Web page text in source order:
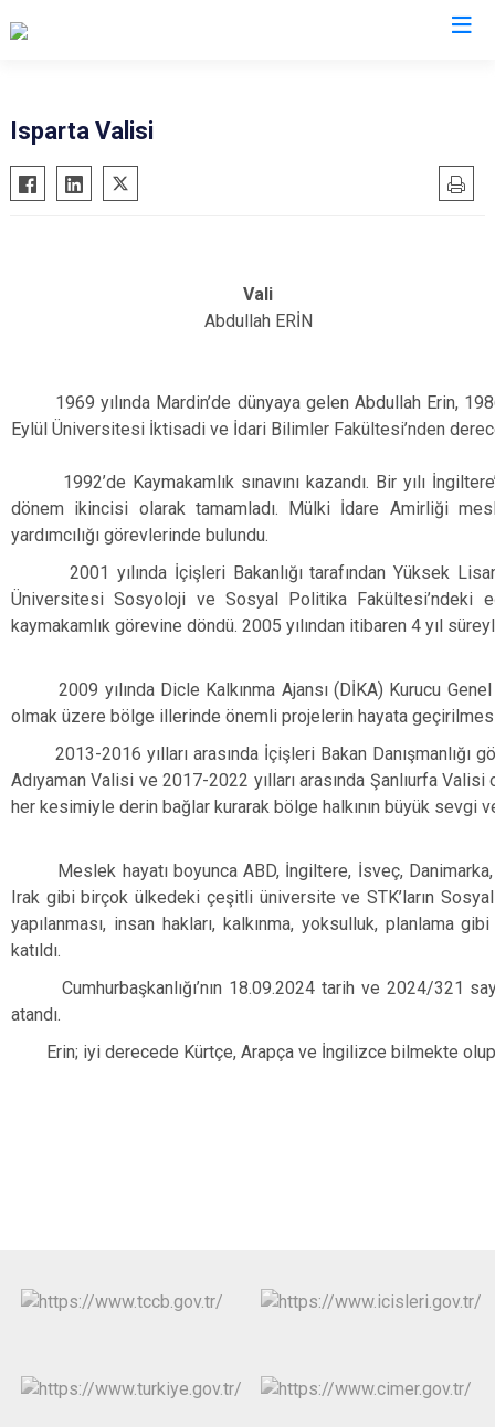
Isparta Valisi
Vali
Abdullah ERİN
1969 yılında Mardin’de dünyaya gelen Abdullah Erin,
Eylül Üniversitesi İktisadi ve İdari Bilimler Fakültesi’nden
1992’de Kaymakamlık sınavını kazandı. Bir yılı
dönem ikincisi olarak tamamladı. Mülki İdare Amirliği
yardımcılığı görevlerinde bulundu.
2001 yılında İçişleri Bakanlığı tarafından Yüksek
Üniversitesi Sosyoloji ve Sosyal Politika Fakültesi’ndeki
kaymakamlık görevine döndü. 2005 yılından itibaren 4 yıl
2009 yılında Dicle Kalkınma Ajansı (DİKA) Kurucu
olmak üzere bölge illerinde önemli projelerin hayata
2013-2016 yılları arasında İçişleri Bakan Danışmanlığı
Adıyaman Valisi ve 2017-2022 yılları arasında Şanlıurfa
her kesimiyle derin bağlar kurarak bölge halkının büyük sevgi ve
Meslek hayatı boyunca ABD, İngiltere, İsveç, Danimarka,
Irak gibi birçok ülkedeki çeşitli üniversite ve STK’ların
yapılanması, insan hakları, kalkınma, yoksulluk, planlama
katıldı.
Cumhurbaşkanlığı’nın 18.09.2024 tarih ve 2024/321
atandı.
Erin; iyi derecede Kürtçe, Arapça ve İngilizce bilmekte olup,